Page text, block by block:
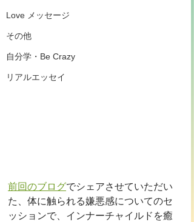
Love メッセージ
その他
自分学・Be Crazy
リアルエッセイ
前回のブログでシェアさせていただい
た、体に触られる嫌悪感についてのセ
ッションで、インナーチャイルドを癒